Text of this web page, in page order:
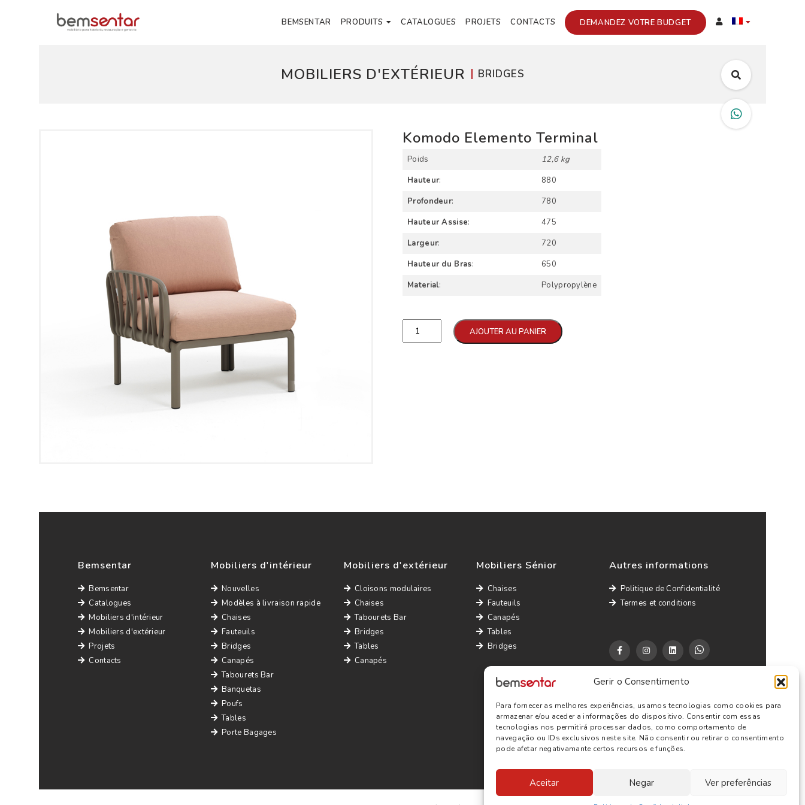
Gerir o Consentimento
Para fornecer as melhores experiências, usamos tecnologias como cookies para
armazenar e/ou aceder a informações do dispositivo. Consentir com essas
tecnologias nos permitirá processar dados, como comportamento de
navegação ou IDs exclusivos neste site. Não consentir ou retirar o consentimento
pode afetar negativamante certos recursos e funções.
Aceitar Negar Ver preferências
BEMSENTAR PRODUITS CATALOGUES PROJETS CONTACTS DEMANDEZ VOTRE BUDGET
MOBILIERS D'EXTÉRIEUR BRIDGES
Komodo Elemento Terminal
Poids
12,6 kg
Hauteur:
880
Profondeur:
780
Hauteur Assise:
475
Largeur:
720
Hauteur du Bras:
650
Material: Polypropylène
AJOUTER AU PANIER
Bemsentar
Bemsentar
Catalogues
Mobiliers d'intérieur
Mobiliers d'extérieur
Projets
Contacts
Mobiliers d'intérieur
Nouvelles
Modèles à livraison rapide
Chaises
Fauteuils
Bridges
Canapés
Tabourets Bar
Banquetas
Poufs
Tables
Porte Bagages
Mobiliers d'extérieur
Cloisons modulaires
Chaises
Tabourets Bar
Bridges
Tables
Canapés
Mobiliers Sénior
Chaises
Fauteuils
Canapés
Tables
Bridges
Autres informations
Politique de Confidentialité
Termes et conditions